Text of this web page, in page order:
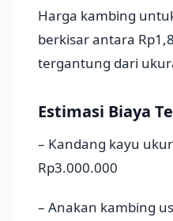
Harga kambing
berkisar antara
tergantung dari
Estimasi Biaya
– Kandang kayu
Rp3.000.000
– Anakan kambing